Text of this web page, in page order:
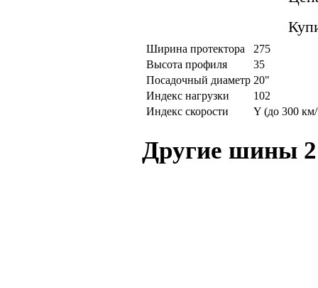
Ширина протектора
275
Высота профиля
35
Посадочный диаметр 20"
Индекс нагрузки
102
Индекс скорости
Y (до 300
Другие шины